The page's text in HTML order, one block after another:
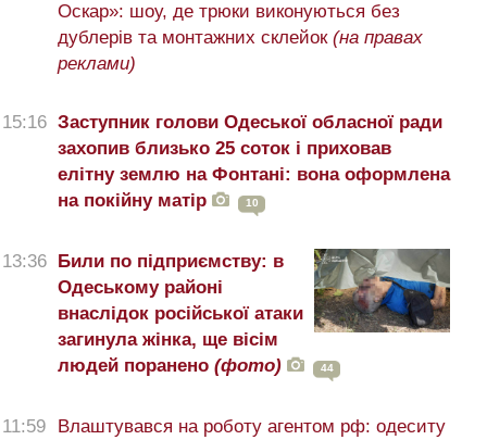
Оскар»: шоу, де трюки виконуються без
дублерів та монтажних склейок (на правах
реклами)
15:16 Заступник голови Одеської обласної ради
захопив близько 25 соток і приховав
елітну землю на Фонтані: вона оформлена
на покійну матір
10
13:36 Били по підприємству: в
Одеському районі
внаслідок російської атаки
загинула жінка, ще вісім
людей поранено (фото) 44
11:59
Влаштувався на роботу агентом рф: одеситу